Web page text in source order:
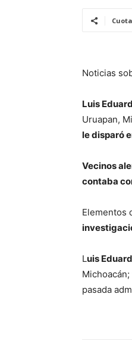
Cuota
Noticias
Luis
Uruapan,
le disparó
Vecinos
contaba
Elementos
Luis
Michoacán;
pasada